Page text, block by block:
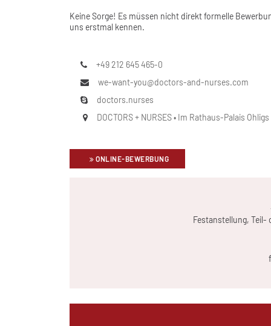
Keine Sorge! Es müssen nicht direkt formelle
uns erstmal kennen.
+49 212 645 465-0
we-want-you@doctors-and-nurses.com
doctors.nurses
DOCTORS + NURSES • Im Rathaus-Palais
ONLINE-BEWERBUNG
Festanstellung, Teil-